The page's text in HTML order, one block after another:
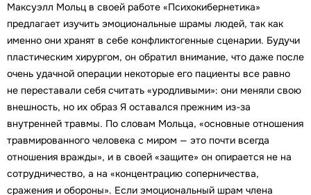
Максуэлл Мольц в своей работе «Психокибернетика»
предлагает изучить эмоциональные шрамы людей, так как
именно они хранят в себе конфликтогенные сценарии. Будучи
пластическим хирургом, он обратил внимание, что даже после
очень удачной операции некоторые его пациенты все равно
не переставали себя считать «уродливыми»: они меняли свою
внешность, но их образ Я оставался прежним из-за
внутренней травмы. По словам Мольца, «основные отношения
травмированного человека с миром — это почти всегда
отношения вражды», и в своей «защите» он опирается не на
сотрудничество, а на «концентрацию соперничества,
сражения и обороны». Если эмоциональный шрам члена